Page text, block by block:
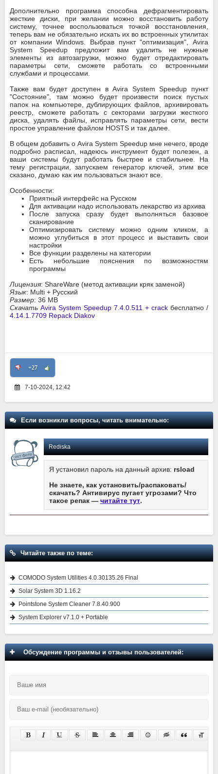
Дополнительно программа способна дефрагментировать
жесткие диски, при желании можно восстановить работу
систему, точнее воспользоваться точкой восстановления,
теперь вам не обязательно искать их во встроенных утилитах
от компании Windows. Выбрав пункт "оптимизация", Avira
System Speedup предложит вам удалить не нужные
элементы из автозагрузки, можно будет отредактировать
параметры сети, сможете работать со встроенными
службами и процессами.
Также вам будет доступен в Avira System Speedup пункт
"Состояние", там можно будет произвести поиск пустых
папок на компьютере, дублирующих файлов, архивировать
реестр, сможете работать с секторами загрузки жесткого
диска, удалять файлы, исправлять параметры сети, вести
простое управление файлом HOSTS и так далее.
В общем добавить о Avira System Speedup мне нечего, вроде
подробно расписал, надеюсь инструмент будет полезен, а
ваши системы будут работать быстрее и стабильнее. На
тему регистрации, запускаем генератор ключей, этим все
сказано, думаю как им пользоваться знают все.
Особенности:
Приятный интерфейс на Русском
Для активации надо использовать лекарство из архива
После запуска сразу будет выполняться базовое
сканирование
Оптимизировать систему можно одним кликом, а
можно углубиться в этот процесс и выставить свои
настройки
Все функции разделены на категории
Есть небольшие пояснения по возможностям
программы
Лицензия: ShareWare (метод активации кряк заменой)
Язык: Multi + Русский
Размер: 36 MB
Скачать Avira System Speedup 7.4.0.511 + crack бесплатно /
4.14.1.7709 Repack Diakov
+27
7-10-2024, 12:42
Если возникли вопросы, читать внимательно:
Rediska
Я установил пароль на данный архив: rsload
Не знаете, как установить/распаковать/
скачать? Антивирус пугает угрозами? Что
такое репак — читайте тут.
Читайте также по теме:
COMODO System Utilities 4.0.30135.26 Final
Solar System 3D 1.16.2
Pointstone System Cleaner 7.8.40.900
System Explorer v7.1.0 + Portable
Обсуждение программы и отзывы пользователей: